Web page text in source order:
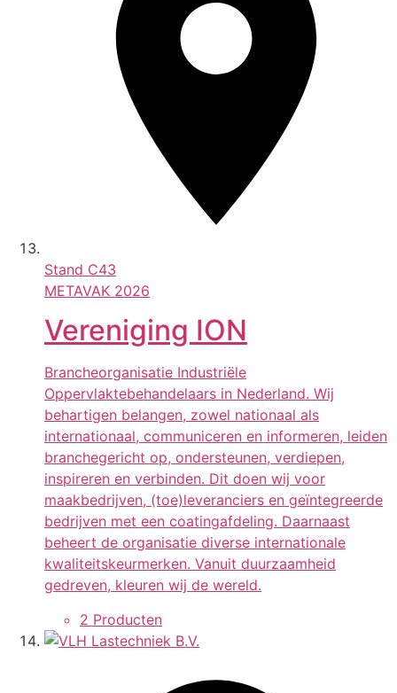
Stand C43
METAVAK 2026
Vereniging ION
Brancheorganisatie Industriële
Oppervlaktebehandelaars in Nederland. Wij
behartigen belangen, zowel nationaal als
internationaal, communiceren en informeren, leiden
branchegericht op, ondersteunen, verdiepen,
inspireren en verbinden. Dit doen wij voor
maakbedrijven, (toe)leveranciers en geïntegreerde
bedrijven met een coatingafdeling. Daarnaast
beheert de organisatie diverse internationale
kwaliteitskeurmerken. Vanuit duurzaamheid
gedreven, kleuren wij de wereld.
2 Producten